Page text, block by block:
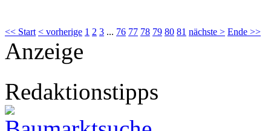
<< Start < vorherige 1 2 3 ... 76 77 78 79 80 81 nächste > Ende >>
Anzeige
Redaktionstipps